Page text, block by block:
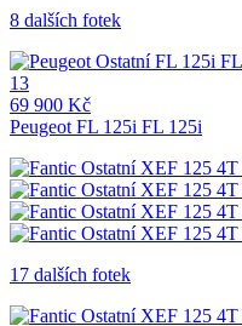
8 dalších fotek
13
69 900 Kč
Peugeot FL 125i FL 125i
17 dalších fotek